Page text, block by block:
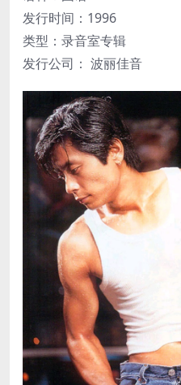
发行时间：1996
类型：录音室专辑
发行公司： 波丽佳音